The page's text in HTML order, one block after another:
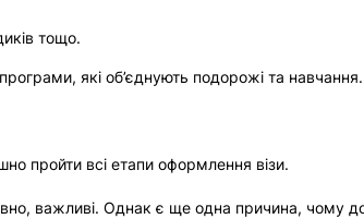
тощо.
які об’єднують подорожі та навчання.
пройти всі етапи оформлення візи.
важливі. Однак є ще одна причина, чому
КОНТАКТИ